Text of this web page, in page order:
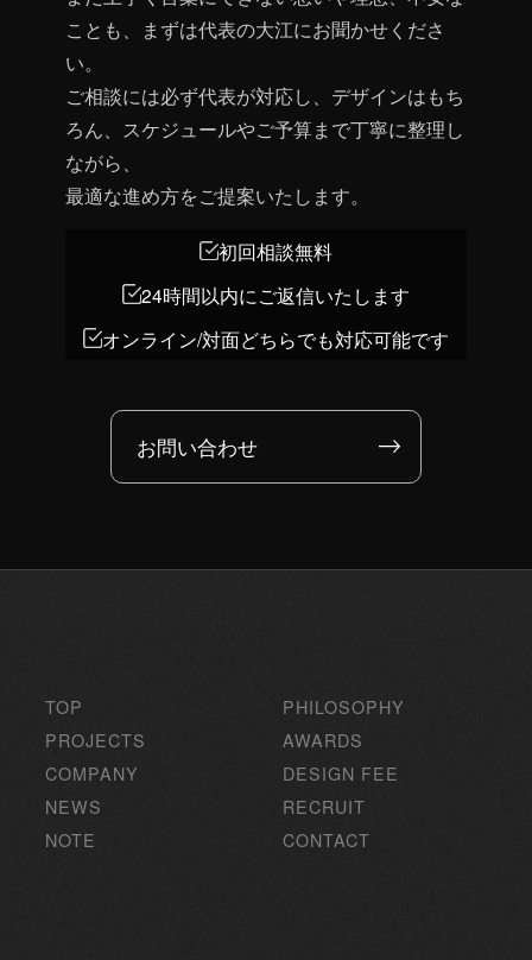
ことも、まずは代表の大江にお聞かせくださ
い。
ご相談には必ず代表が対応し、デザインはもち
ろん、スケジュールやご予算まで丁寧に整理し
ながら、
最適な進め方をご提案いたします。
初回相談無料
24時間以内にご返信いたします
オンライン/対面どちらでも対応可能です
お問い合わせ
TOP
PHILOSOPHY
PROJECTS
AWARDS
COMPANY
DESIGN FEE
NEWS
RECRUIT
NOTE
CONTACT